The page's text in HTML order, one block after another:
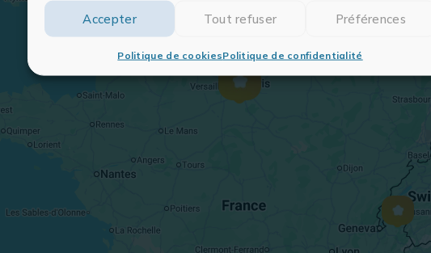
Accepter Tout refuser Préférences
Politique de cookiesPolitique de confidentialité